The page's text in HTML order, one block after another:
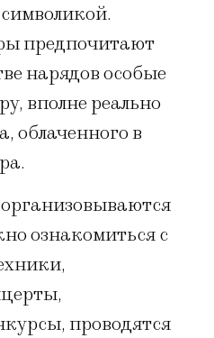
предпочитают
нарядов особые
вполне реально
облаченного в
ознакомиться с
проводятся